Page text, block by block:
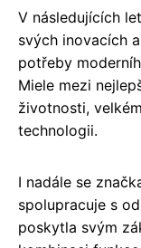
V následujících
svých inovacích
potřeby
Miele mezi
životnosti,
technologii.
I nadále se
spolupracuje s
poskytla svým